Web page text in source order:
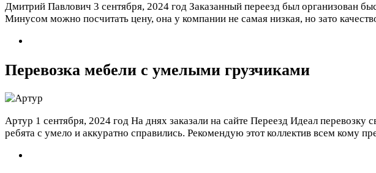
Дмитрий Павлович 3 сентября, 2024 год Заказанный переезд был организован
Минусом можно посчитать цену, она у компании не самая низкая, но зато
Перевозка мебели с умелыми грузчиками
Артур 1 сентября, 2024 год На днях заказали на сайте Переезд Идеал
ребята с умело и аккуратно справились. Рекомендую этот коллектив всем кому